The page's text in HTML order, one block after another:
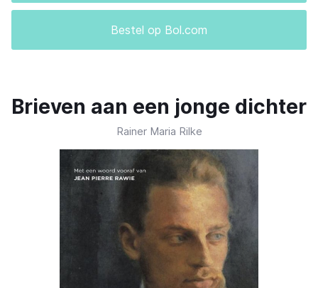
Bestel op Bol.com
Brieven aan een jonge dichter
Rainer Maria Rilke